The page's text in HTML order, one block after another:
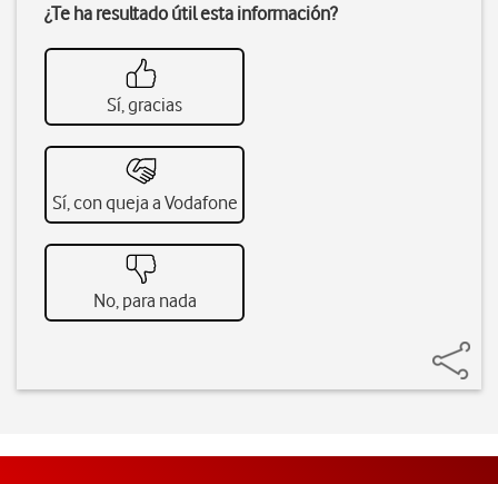
¿Te ha resultado útil esta información?
Sí, gracias
Sí, con queja a Vodafone
No, para nada